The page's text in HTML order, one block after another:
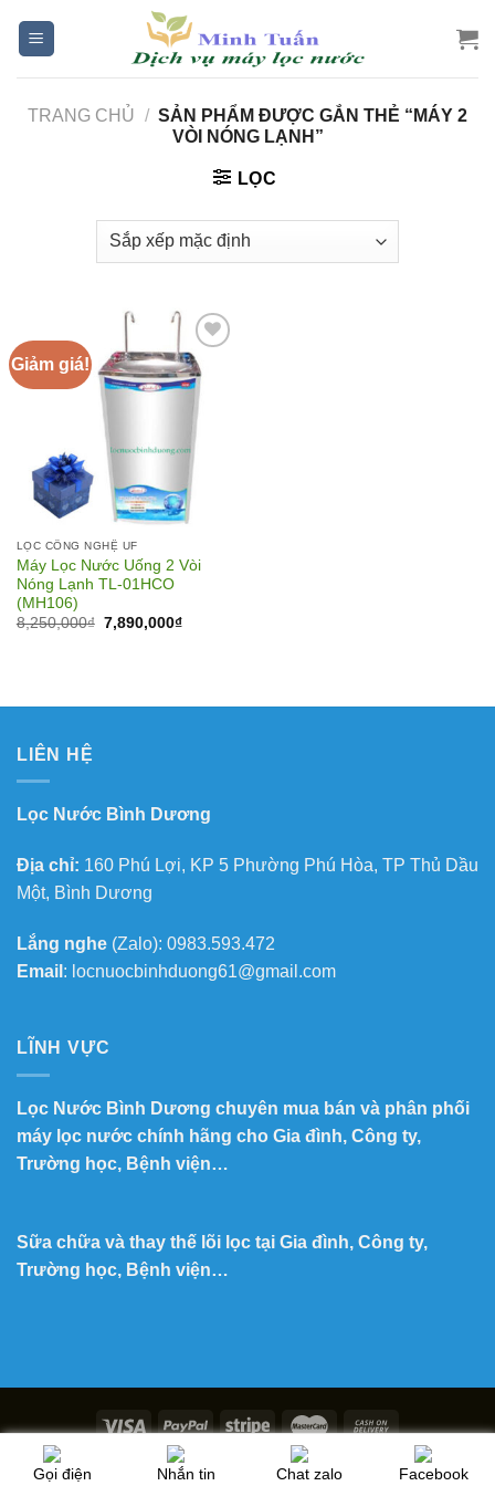
TRANG CHỦ / SẢN PHẨM ĐƯỢC GẮN THẺ “MÁY 2
VÒI NÓNG LẠNH”
LỌC
Giảm giá!
Wishlist
LỌC CÔNG NGHỆ UF
Máy Lọc Nước Uống 2 Vòi
Nóng Lạnh TL-01HCO
(MH106)
8,250,000₫ Giá
7,890,000₫Giá
LIÊN HỆ
Lọc Nước Bình Dương
Địa chỉ: 160 Phú Lợi, KP 5 Phường Phú Hòa, TP Thủ Dầu
Một, Bình Dương
Lắng nghe (Zalo): 0983.593.472
Email : locnuocbinhduong61@gmail.com
LĨNH VỰC
Lọc Nước Bình Dương chuyên mua bán và phân phối
máy lọc nước chính hãng cho Gia đình, Công ty,
Trường học, Bệnh viện…
Sữa chữa và thay thế lõi lọc tại Gia đình, Công ty,
Trường học, Bệnh viện…
Copyright 2026 © Lọc Nước Minh Tuấn
Gọi điện Nhắn tin Chat zalo Facebook